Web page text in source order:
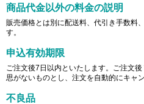
商品代金以外の料金の説明
販売価格とは別に配送料、代引き手数料
す。
申込有効期限
ご注文後7日以内といたします。ご注文
思がないものとし、注文を自動的にキャ
不良品